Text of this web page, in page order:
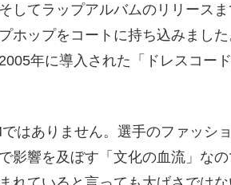
してラップアルバムのリリース
ホップをコートに持ち込みまし
年に導入された「ドレスコー
はありません。選手のファッシ
影響を及ぼす「文化の血流」な